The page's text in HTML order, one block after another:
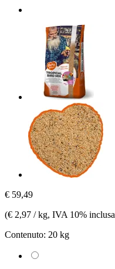
€ 59,49
(€ 2,97 / kg, IVA 10% inclusa
Contenuto: 20 kg